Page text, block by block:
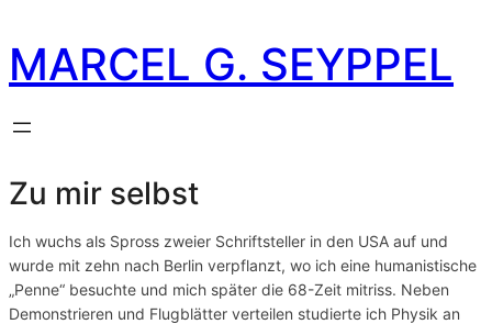
MARCEL G. SEYPPEL
Vita Marcel G.
Zu mir selbst
Ich wuchs als Spross zweier Schriftsteller in den USA auf und
wurde mit zehn nach Berlin verpflanzt, wo ich eine humanistische
„Penne“ besuchte und mich später die 68-Zeit mitriss. Neben
Demonstrieren und Flugblätter verteilen studierte ich Physik an